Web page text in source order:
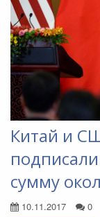
Китай и
сумму
10.11.2017 0